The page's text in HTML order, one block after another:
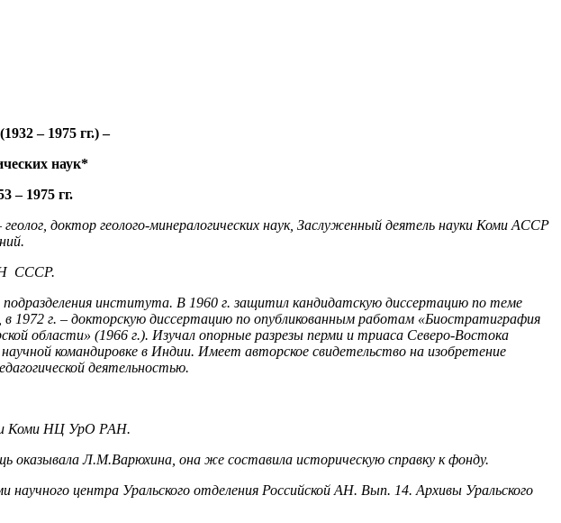
– 1975 гг.) –
наук*
– 1975 гг.
доктор геолого-минералогических наук, Заслуженный деятель науки Коми АССР
СССР.
подразделения института. В 1960 г. защитил кандидатскую диссертацию по теме
г. – докторскую диссертацию по опубликованным работам «Биостратиграфия
области» (1966 г.). Изучал опорные разрезы перми и триаса Северо-Востока
командировке в Индии. Имеет авторское свидетельство на изобретение
деятельностью.
Коми НЦ УрО РАН.
оказывала Л.М.Варюхина, она же составила историческую справку к фонду.
центра Уральского отделения Российской АН. Вып. 14. Архивы Уральского